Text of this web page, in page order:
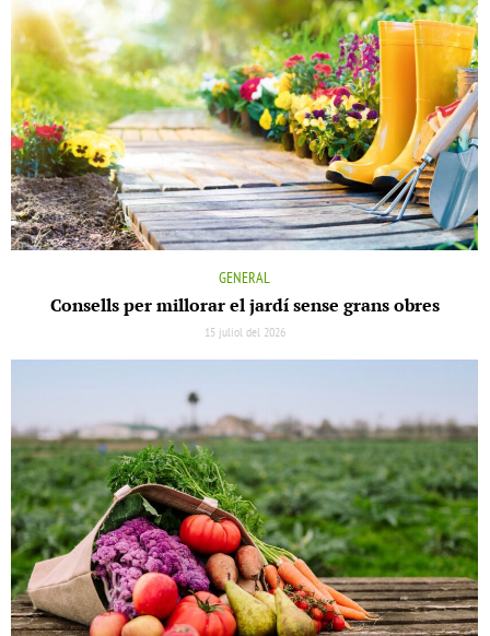
GENERAL
Consells per millorar el jardí sense grans obres
15 juliol del 2026